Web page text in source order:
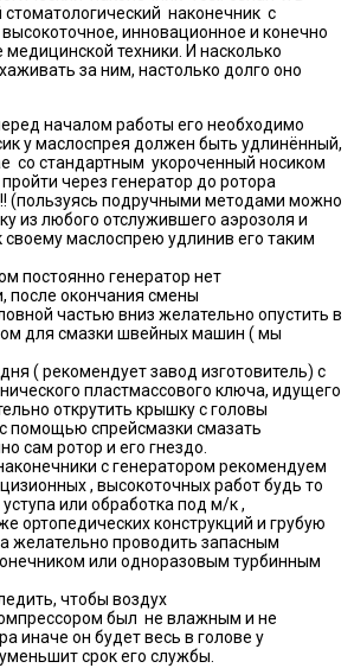
стоматологический наконечник с
инновационное и конечно
техники. И насколько
за ним, настолько долго оно
началом работы его необходимо
у маслоспрея должен быть удлинённый,
со стандартным укороченный носиком
через генератор до ротора
(пользуясь подручными методами можно
из любого отслужившего аэрозоля и
своему маслоспрею удлинив его таким
постоянно генератор нет
после окончания смены
частью вниз желательно опустить в
для смазки швейных машин ( мы
( рекомендует завод изготовитель) с
пластмассового ключа, идущего
открутить крышку с головы
помощью спрейсмазки смазать
сам ротор и его гнездо.
с генератором рекомендуем
, высокоточных работ будь то
или обработка под м/к ,
ортопедических конструкций и грубую
желательно проводить запасным
или одноразовым турбинным
чтобы воздух
был не влажным и не
иначе он будет весь в голове у
срок его службы.